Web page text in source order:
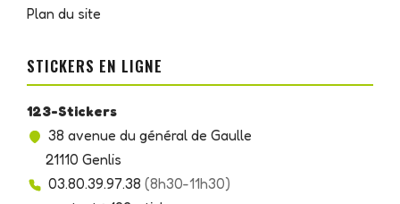
Plan du site
STICKERS EN LIGNE
123-Stickers
38 avenue du général de Gaulle
21110 Genlis
03.80.39.97.38 (8h30-11h30)